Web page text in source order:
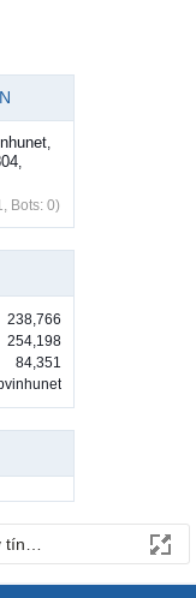
Bots: 0)
238,766
254,198
84,351
- Miễn phí